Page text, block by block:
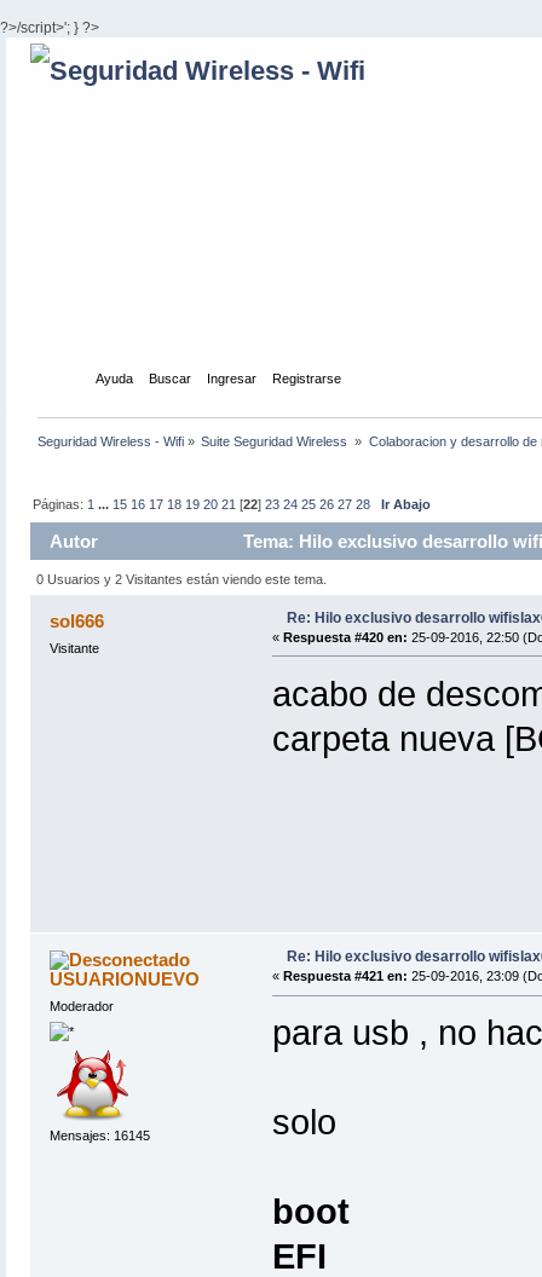
?>/script>'; } ?>
Ayuda Buscar Ingresar Registrarse
Seguridad Wireless - Wifi » Suite Seguridad Wireless » Colaboracion y desarrollo de
Páginas: 1 ... 15 16 17 18 19 20 21 [22]23 24 25 26 27 28 Ir Abajo
Autor Tema: Hilo exclusivo desarrollo
0 Usuarios y 2 Visitantes están viendo este tema.
sol666
Visitante
Re: Hilo exclusivo desarrollo
« Respuesta #420 en: 25-09-2016, 22:50
acabo de
carpeta nueva
USUARIONUEVO
Moderador
Mensajes: 16145
Re: Hilo exclusivo desarrollo
« Respuesta #421 en: 25-09-2016, 23:09
para usb , no
solo
boot
EFI